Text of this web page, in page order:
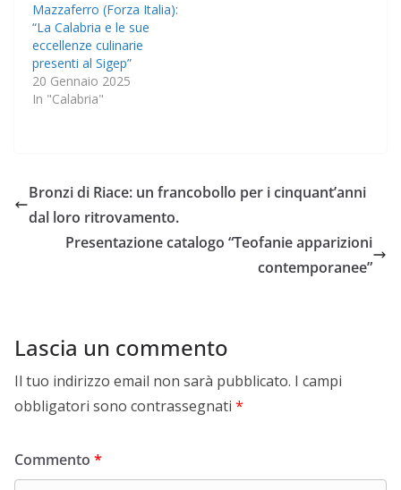
Mazzaferro (Forza Italia):
“La Calabria e le sue
eccellenze culinarie
presenti al Sigep”
20 Gennaio 2025
In "Calabria"
Bronzi di Riace: un francobollo per i cinquant’anni
dal loro ritrovamento.
Presentazione catalogo “Teofanie apparizioni
contemporanee”
Lascia un commento
Il tuo indirizzo email non sarà pubblicato. I campi
obbligatori sono contrassegnati *
Commento *